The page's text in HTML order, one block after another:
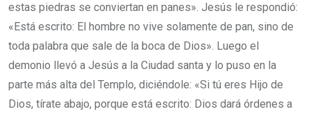
estas piedras se conviertan en panes». Jesús le respondió:
«Está escrito: El hombre no vive solamente de pan, sino de
toda palabra que sale de la boca de Dios». Luego el
demonio llevó a Jesús a la Ciudad santa y lo puso en la
parte más alta del Templo, diciéndole: «Si tú eres Hijo de
Dios, tírate abajo, porque está escrito: Dios dará órdenes a